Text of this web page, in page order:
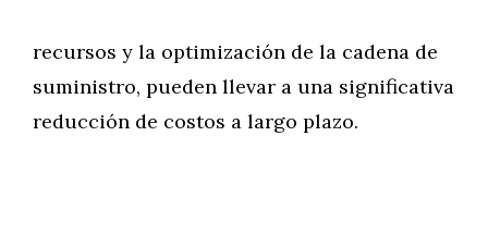
recursos y la optimización de la cadena de
suministro, pueden llevar a una significativa
reducción de costos a largo plazo.